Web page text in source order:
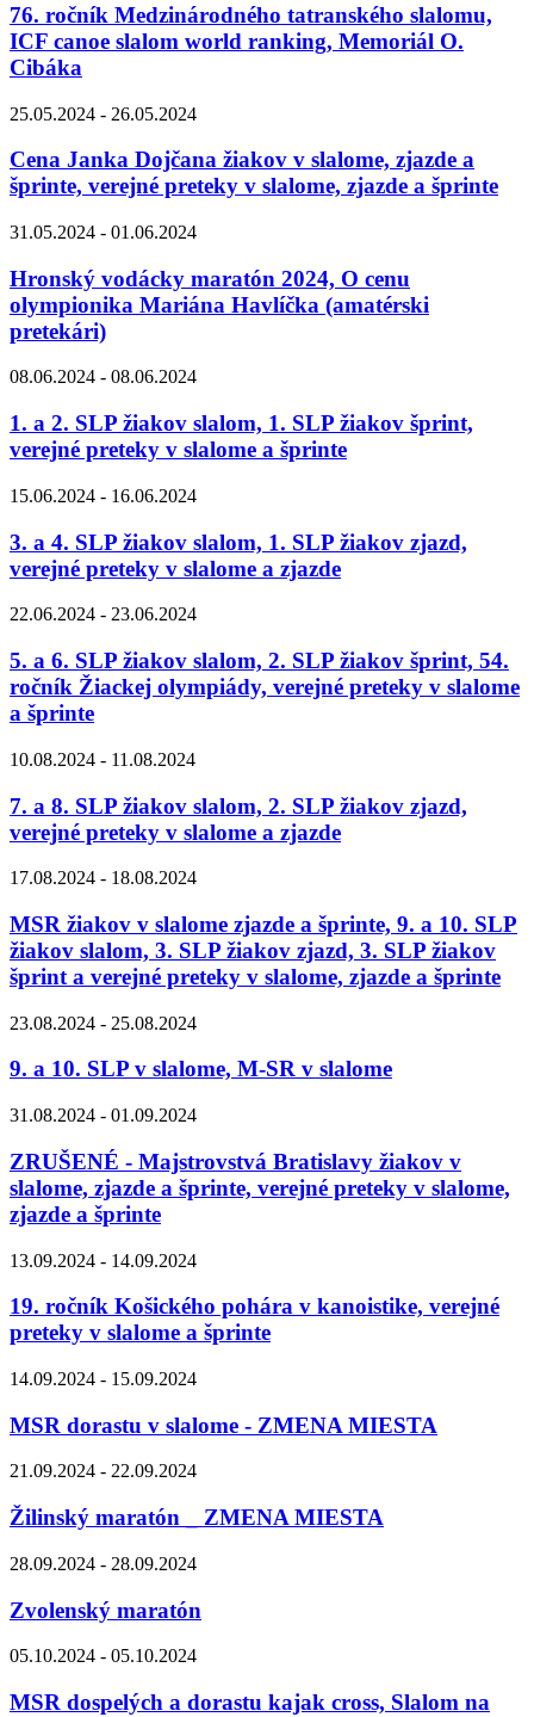
76. ročník Medzinárodného tatranského slalomu,
ICF canoe slalom world ranking, Memoriál O.
Cibáka
25.05.2024 - 26.05.2024
Cena Janka Dojčana žiakov v slalome, zjazde a
šprinte, verejné preteky v slalome, zjazde a šprinte
31.05.2024 - 01.06.2024
Hronský vodácky maratón 2024, O cenu
olympionika Mariána Havlíčka (amatérski
pretekári)
08.06.2024 - 08.06.2024
1. a 2. SLP žiakov slalom, 1. SLP žiakov šprint,
verejné preteky v slalome a šprinte
15.06.2024 - 16.06.2024
3. a 4. SLP žiakov slalom, 1. SLP žiakov zjazd,
verejné preteky v slalome a zjazde
22.06.2024 - 23.06.2024
5. a 6. SLP žiakov slalom, 2. SLP žiakov šprint, 54.
ročník Žiackej olympiády, verejné preteky v slalome
a šprinte
10.08.2024 - 11.08.2024
7. a 8. SLP žiakov slalom, 2. SLP žiakov zjazd,
verejné preteky v slalome a zjazde
17.08.2024 - 18.08.2024
MSR žiakov v slalome zjazde a šprinte, 9. a 10. SLP
žiakov slalom, 3. SLP žiakov zjazd, 3. SLP žiakov
šprint a verejné preteky v slalome, zjazde a šprinte
23.08.2024 - 25.08.2024
9. a 10. SLP v slalome, M-SR v slalome
31.08.2024 - 01.09.2024
ZRUŠENÉ - Majstrovstvá Bratislavy žiakov v
slalome, zjazde a šprinte, verejné preteky v slalome,
zjazde a šprinte
13.09.2024 - 14.09.2024
19. ročník Košického pohára v kanoistike, verejné
preteky v slalome a šprinte
14.09.2024 - 15.09.2024
MSR dorastu v slalome - ZMENA MIESTA
21.09.2024 - 22.09.2024
Žilinský maratón _ ZMENA MIESTA
28.09.2024 - 28.09.2024
Zvolenský maratón
05.10.2024 - 05.10.2024
MSR dospelých a dorastu kajak cross, Slalom na